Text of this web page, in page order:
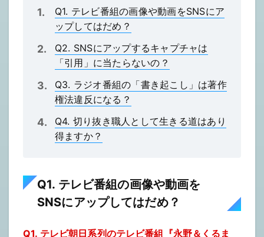
Q1. テレビ番組の画像や動画をSNSにア
ップしてはだめ？
Q2. SNSにアップするキャプチャは
「引用」に当たらないの？
Q3. ラジオ番組の「書き起こし」は著作
権法違反になる？
Q4. 切り抜き職人として生きる道はあり
得ますか？
Q1. テレビ番組の画像や動画を
SNSにアップしてはだめ？
Q1. テレビ朝日系列のテレビ番組『永野＆くるま